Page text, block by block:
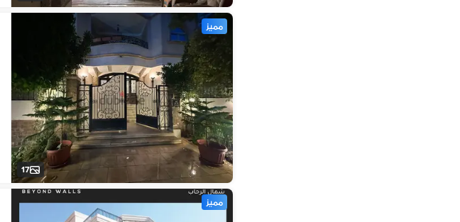
17
مميز
مميز